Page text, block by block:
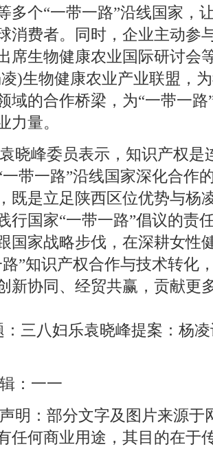
多个“一带一路”沿线国家，
消费者。同时，企业主动参
席生物健康农业国际研讨会
)生物健康农业产业联盟，
域的合作桥梁，为“一带一
力量。
晓峰委员表示，知识产权是
带一路”沿线国家深化合作
既是立足陕西区位优势与杨
行国家“一带一路”倡议的责
国家战略步伐，在深耕女性
”知识产权合作与技术转化
新协同、经贸共赢，贡献更
：三八妇乐袁晓峰提案：杨
：一一
声明：部分文字及图片来源
任何商业用途，其目的在于